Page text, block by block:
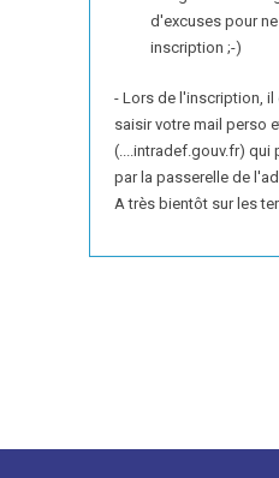
d'excuses pour
inscription ;-)
- Lors de l'inscription,
saisir votre mail perso
(....intradef.gouv.fr) qui
par la passerelle de
A très bientôt sur les